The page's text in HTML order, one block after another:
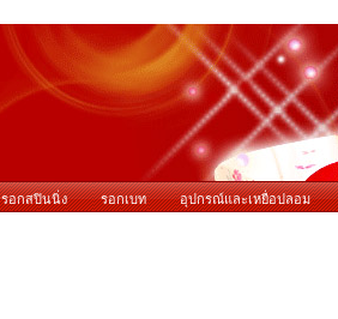
รอกสปินนิ่ง รอกเบท อุปกรณ์และเหยื่อปลอม